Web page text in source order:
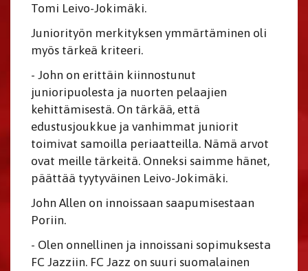
Tomi Leivo-Jokimäki.
Juniorityön merkityksen ymmärtäminen oli
myös tärkeä kriteeri.
- John on erittäin kiinnostunut
junioripuolesta ja nuorten pelaajien
kehittämisestä. On tärkää, että
edustusjoukkue ja vanhimmat juniorit
toimivat samoilla periaatteilla. Nämä arvot
ovat meille tärkeitä. Onneksi saimme hänet,
päättää tyytyväinen Leivo-Jokimäki.
John Allen on innoissaan saapumisestaan
Poriin.
- Olen onnellinen ja innoissani sopimuksesta
FC Jazziin. FC Jazz on suuri suomalainen